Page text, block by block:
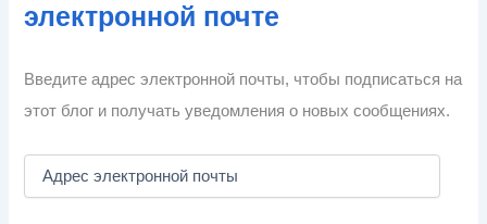
электронной почте
Введите адрес электронной почты, чтобы подписаться на
этот блог и получать уведомления о новых сообщениях.